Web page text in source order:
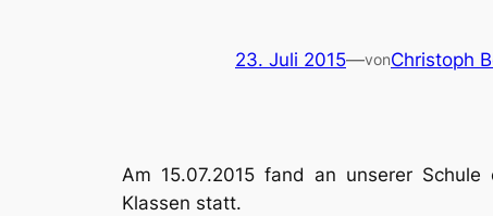
23. Juli 2015—vonChristoph
Am 15.07.2015 fand an unserer Schule
Klassen statt.